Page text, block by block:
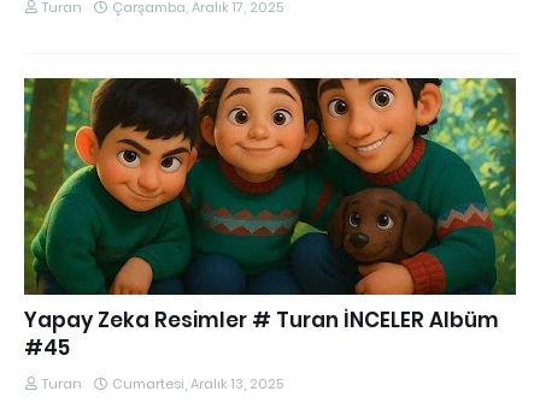
Turan Çarşamba, Aralık 17, 2025
Yapay Zeka Resimler # Turan İNCELER Albüm
#45
Turan Cumartesi, Aralık 13, 2025